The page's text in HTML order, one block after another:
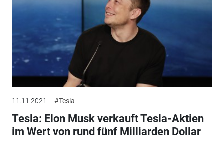
11.11.2021 #Tesla
Tesla: Elon Musk verkauft Tesla-Aktien
im Wert von rund fünf Milliarden Dollar